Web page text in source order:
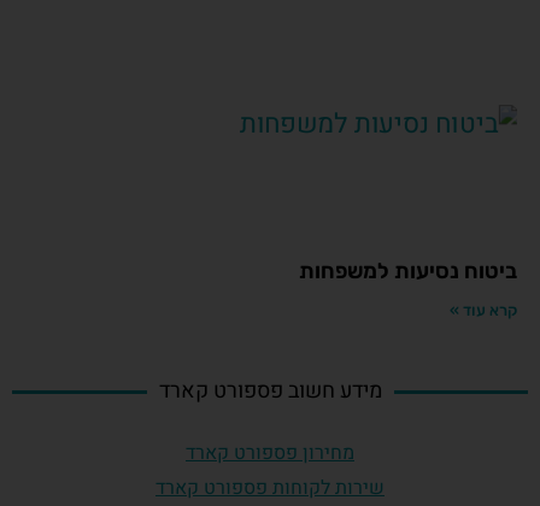
ביטוח נסיעות למשפחות
קרא עוד »
מידע חשוב פספורט קארד
מחירון פספורט קארד
שירות לקוחות פספורט קארד